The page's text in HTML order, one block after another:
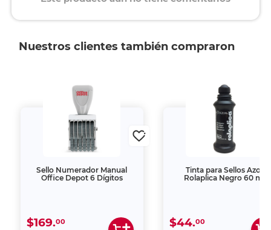
Nuestros clientes también compraron
Sello Numerador Manual
Office Depot 6 Dígitos
$169.00
Tinta para Sellos Azor
Rolaplica Negro 60 ml
$44.00